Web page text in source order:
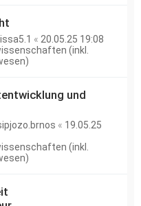
« 20.05.25 19:08
(inkl.
und
« 19.05.25
(inkl.